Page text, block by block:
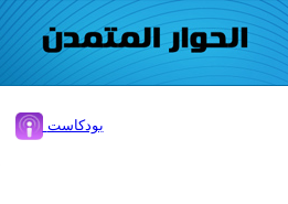
بودكاست